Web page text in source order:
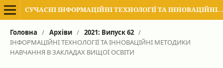
СУЧАСНІ ІНФОРМАЦІЙНІ ТЕХНОЛОГІЇ ТА ІННОВАЦІЙНІ МЕТОДИКИ НАВЧАННЯ В ПІДГОТОВЦІ ФАХІВЦІВ: МЕТОДОЛОГІЯ, ТЕОРІЯ, ДОСВІД, ПРОБЛЕМИ
Головна / Архіви / 2021: Випуск 62 /
ІНФОРМАЦІЙНІ ТЕХНОЛОГІЇ ТА ІННОВАЦІЙНІ МЕТОДИКИ
НАВЧАННЯ В ЗАКЛАДАХ ВИЩОЇ ОСВІТИ